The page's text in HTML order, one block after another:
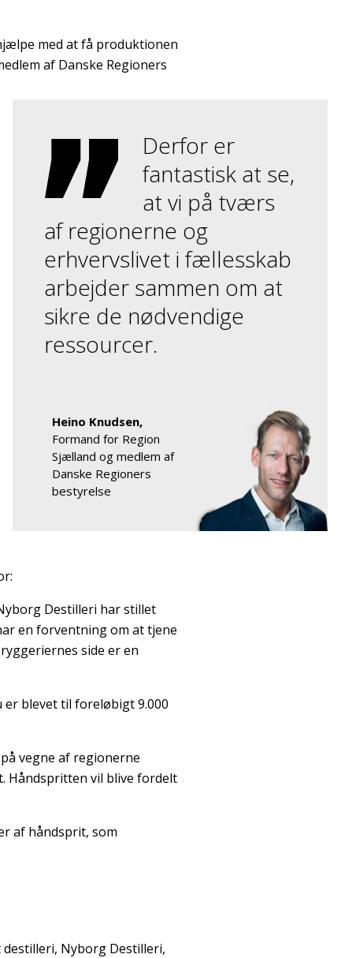
med at få produktionen
af Danske Regioners
Derfor er
fantastisk at se,
at vi på tværs
af regionerne og
erhvervslivet i fællesskab
arbejder sammen om at
sikre de nødvendige
ressourcer.
Heino Knudsen,
Formand for Region
Sjælland og medlem af
Danske Regioners
bestyrelse
Destilleri har stillet
en forventning om at tjene
side er en
blevet til foreløbigt 9.000
vegne af regionerne
Håndspritten vil blive fordelt
af håndsprit, som
Nyborg Destilleri,